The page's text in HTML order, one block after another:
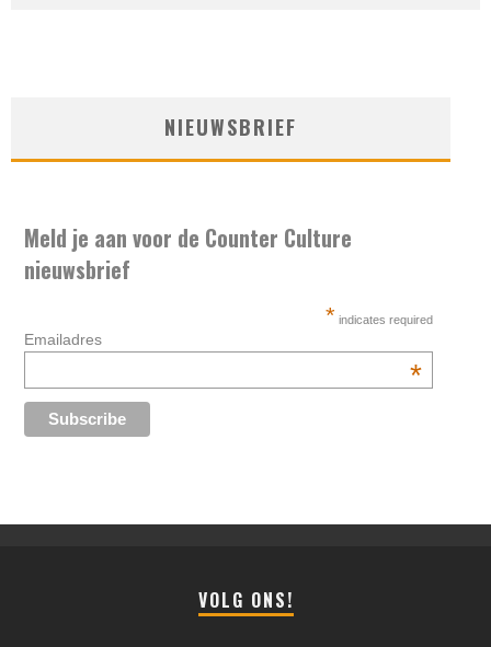
NIEUWSBRIEF
Meld je aan voor de Counter Culture
nieuwsbrief
* indicates required
Emailadres
*
VOLG ONS!